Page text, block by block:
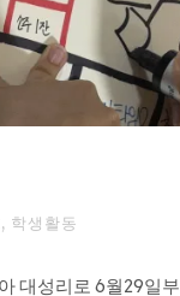
, 학생활동
대성리로 6월29일